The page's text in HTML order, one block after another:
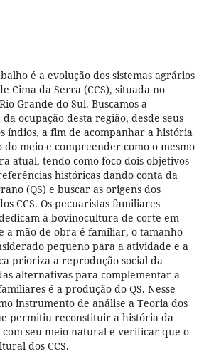
é a evolução dos sistemas agrários
Cima da Serra (CCS), situada no
Grande do Sul. Buscamos a
ocupação desta região, desde seus
índios, a fim de acompanhar a história
meio e compreender como o mesmo
atual, tendo como foco dois objetivos
históricas dando conta da
(QS) e buscar as origens dos
CCS. Os pecuaristas familiares
à bovinocultura de corte em
a mão de obra é familiar, o tamanho
pequeno para a atividade e a
prioriza a reprodução social da
alternativas para complementar a
é a produção do QS. Nesse
instrumento de análise a Teoria dos
permitiu reconstituir a história da
seu meio natural e verificar que o
dos CCS.